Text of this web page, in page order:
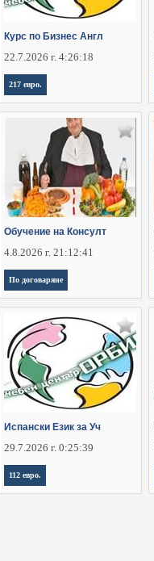
Курс по Бизнес Англ
22.7.2026 г. 4:26:18
217 евро.
Обучение на Консулт
4.8.2026 г. 21:12:41
По договаряне
Испански Език за Уч
29.7.2026 г. 0:25:39
112 евро.